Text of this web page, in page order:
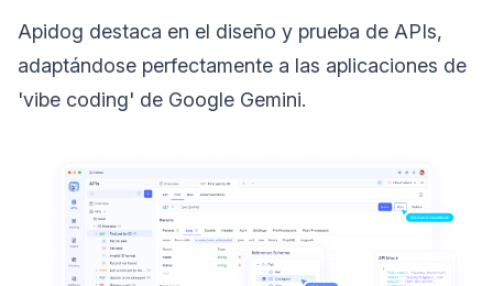
Apidog destaca en el diseño y prueba de APIs,
adaptándose perfectamente a las aplicaciones de
'vibe coding' de Google Gemini.